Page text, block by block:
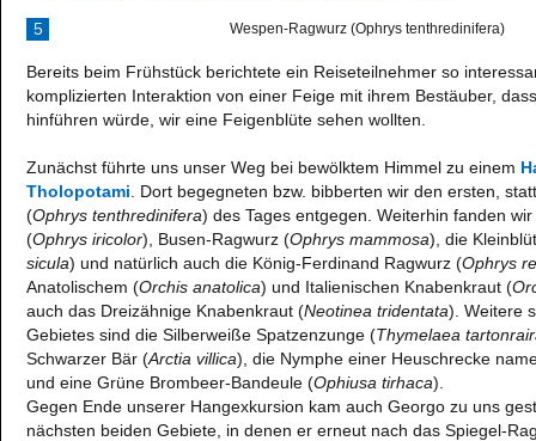
5 Wespen-Ragwurz (Ophrys tenthredinifera)
Bereits beim Frühstück berichtete ein Reiseteilnehmer so
komplizierten Interaktion von einer Feige mit ihrem Bestäuber,
hinführen würde, wir eine Feigenblüte sehen wollten.
Zunächst führte uns unser Weg bei bewölktem Himmel zu einem
Tholopotami . Dort begegneten bzw. bibberten wir den ersten,
(Ophrys tenthredinifera) des Tages entgegen. Weiterhin fanden
(Ophrys iricolor), Busen-Ragwurz (Ophrys mammosa), die
sicula) und natürlich auch die König-Ferdinand Ragwurz (Ophrys
Anatolischem (Orchis anatolica) und Italienischen Knabenkraut (
auch das Dreizähnige Knabenkraut (Neotinea tridentata). Weitere
Gebietes sind die Silberweiße Spatzenzunge (Thymelaea
Schwarzer Bär (Arctia villica), die Nymphe einer Heuschrecke
und eine Grüne Brombeer-Bandeule (Ophiusa tirhaca).
Gegen Ende unserer Hangexkursion kam auch Georgo zu uns
nächsten beiden Gebiete, in denen er erneut nach das Spiegel-